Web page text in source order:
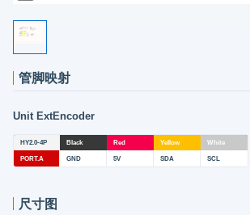
管脚映射
Unit ExtEncoder
HY2.0-4P Black Red Yellow White
PORT.A GND 5V SDA SCL
尺寸图